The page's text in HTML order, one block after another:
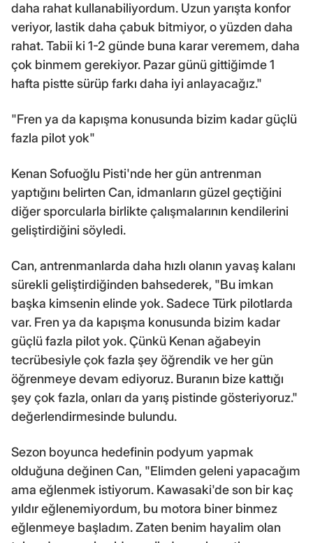
daha rahat kullanabiliyordum. Uzun yarışta konfor
veriyor, lastik daha çabuk bitmiyor, o yüzden daha
rahat. Tabii ki 1-2 günde buna karar veremem, daha
çok binmem gerekiyor. Pazar günü gittiğimde 1
hafta pistte sürüp farkı daha iyi anlayacağız."
"Fren ya da kapışma konusunda bizim kadar güçlü
fazla pilot yok"
Kenan Sofuoğlu Pisti'nde her gün antrenman
yaptığını belirten Can, idmanların güzel geçtiğini
diğer sporcularla birlikte çalışmalarının kendilerini
geliştirdiğini söyledi.
Can, antrenmanlarda daha hızlı olanın yavaş kalanı
sürekli geliştirdiğinden bahsederek, "Bu imkan
başka kimsenin elinde yok. Sadece Türk pilotlarda
var. Fren ya da kapışma konusunda bizim kadar
güçlü fazla pilot yok. Çünkü Kenan ağabeyin
tecrübesiyle çok fazla şey öğrendik ve her gün
öğrenmeye devam ediyoruz. Buranın bize kattığı
şey çok fazla, onları da yarış pistinde gösteriyoruz."
değerlendirmesinde bulundu.
Sezon boyunca hedefinin podyum yapmak
olduğuna değinen Can, "Elimden geleni yapacağım
ama eğlenmek istiyorum. Kawasaki'de son bir kaç
yıldır eğlenemiyordum, bu motora biner binmez
eğlenmeye başladım. Zaten benim hayalim olan